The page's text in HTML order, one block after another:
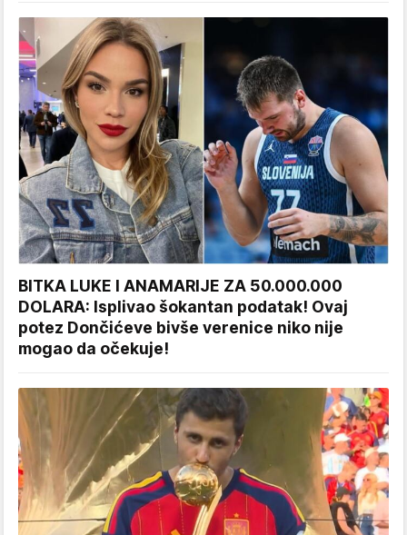
BITKA LUKE I ANAMARIJE ZA 50.000.000
DOLARA: Isplivao šokantan podatak! Ovaj
potez Dončićeve bivše verenice niko nije
mogao da očekuje!